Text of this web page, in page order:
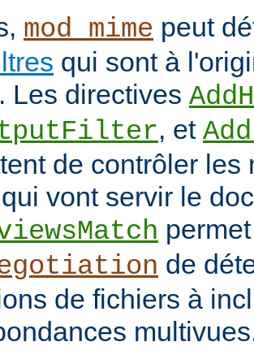
mod_mime peut
qui sont à
Les directives
, et
de contrôler les
vont servir le
de
de fichiers à